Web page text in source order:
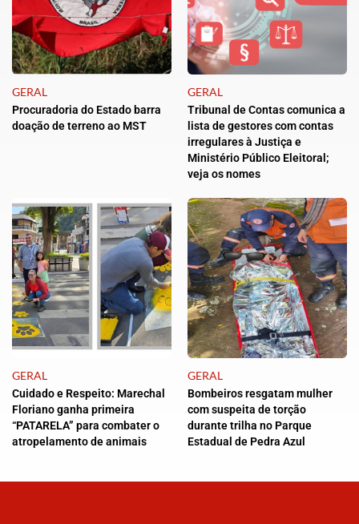
GERAL
Procuradoria do Estado barra
doação de terreno ao MST
GERAL
Tribunal de Contas comunica a
lista de gestores com contas
irregulares à Justiça e
Ministério Público Eleitoral;
veja os nomes
GERAL
Cuidado e Respeito: Marechal
Floriano ganha primeira
“PATARELA” para combater o
atropelamento de animais
GERAL
Bombeiros resgatam mulher
com suspeita de torção
durante trilha no Parque
Estadual de Pedra Azul